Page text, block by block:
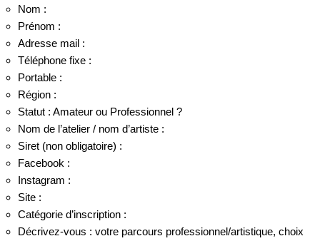
Nom :
Prénom :
Adresse mail :
Téléphone fixe :
Portable :
Région :
Statut : Amateur ou Professionnel ?
Nom de l’atelier / nom d’artiste :
Siret (non obligatoire) :
Facebook :
Instagram :
Site :
Catégorie d’inscription :
Décrivez-vous : votre parcours professionnel/artistique, choix